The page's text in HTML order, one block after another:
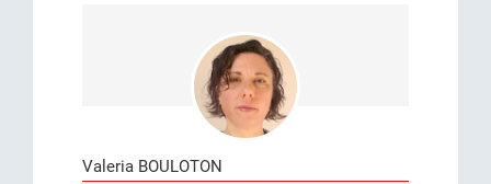
Valeria BOULOTON